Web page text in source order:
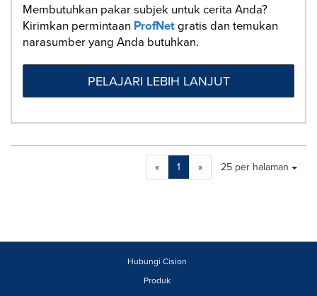
Membutuhkan pakar subjek untuk cerita Anda?
Kirimkan permintaan ProfNetgratis dan temukan
narasumber yang Anda butuhkan.
PELAJARI LEBIH LANJUT
« 1 »
Making
a
will
Items per page:
25 per halaman
Hubungi Cision
Produk